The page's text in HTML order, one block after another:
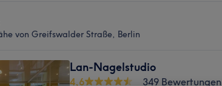
von Greifswalder Straße, Berlin
Lan-Nagelstudio
4,6
349 Bewertungen